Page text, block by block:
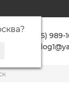
?
+7 (495) 989-